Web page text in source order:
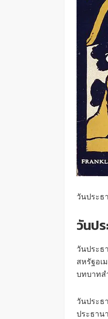
วันประธ
วันป
วันประธ
สหรัฐอเ
บทบาทส
วันประธ
ประธาน